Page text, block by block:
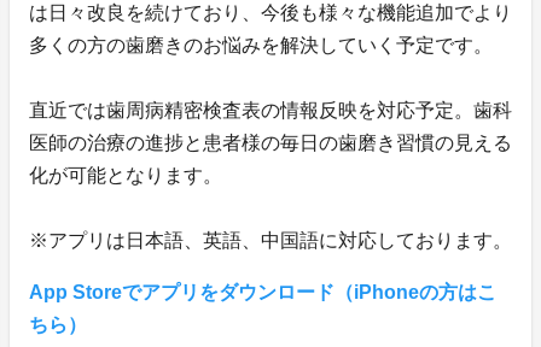
は日々改良を続けており、今後も様々な機能追加でより
多くの方の歯磨きのお悩みを解決していく予定です。
直近では歯周病精密検査表の情報反映を対応予定。歯科
医師の治療の進捗と患者様の毎日の歯磨き習慣の見える
化が可能となります。
※アプリは日本語、英語、中国語に対応しております。
App Storeでアプリをダウンロード（iPhoneの方はこ
ちら）